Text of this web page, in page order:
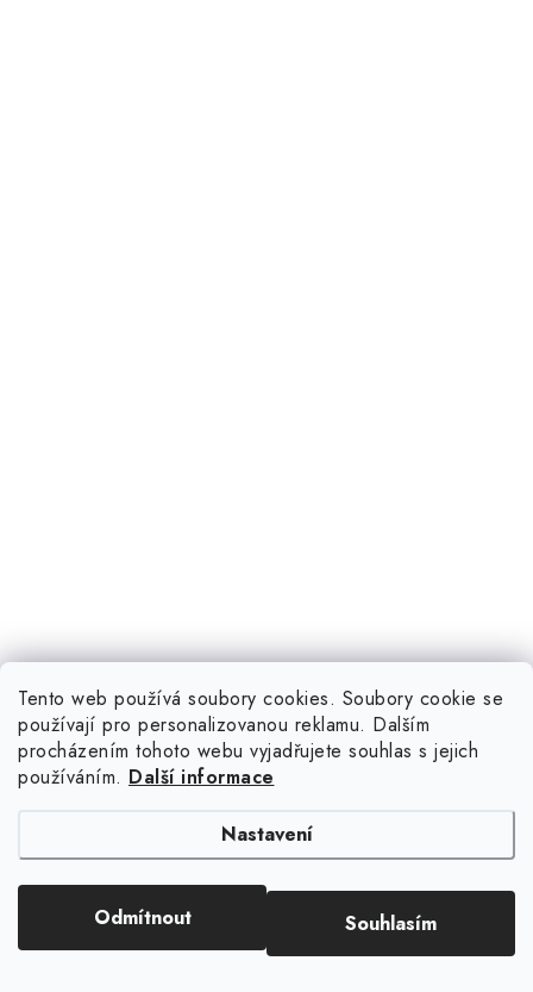
Tento web používá soubory cookies. Soubory cookie se
používají pro personalizovanou reklamu. Dalším
procházením tohoto webu vyjadřujete souhlas s jejich
používáním. Další informace
Nastavení
Odmítnout Souhlasím